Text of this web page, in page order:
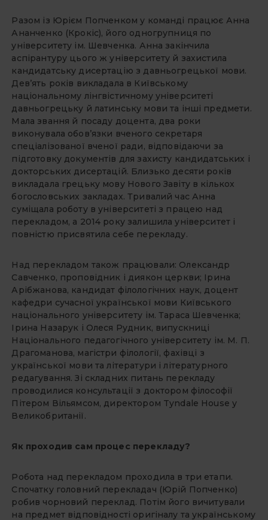
Разом із Юрієм Попченком у команді працює Анна
Ананченко (Крокіс), його одногрупниця по
університету ім. Шевченка. Анна закінчила
аспірантуру цього ж університету й захистила
кандидатську дисертацію з давньогрецької мови.
Дев’ять років викладала в Київському
національному лінгвістичному університеті
давньогрецьку й латинську мови та інші предмети.
Мала звання й посаду доцента, два роки
виконувала обов’язки вченого секретаря
спеціалізованої вченої ради, відповідаючи за
підготовку документів для захисту кандидатських і
докторських дисертацій. Близько десяти років
викладала грецьку мову Нового Завіту в кількох
богословських закладах. Тривалий час Анна
суміщала роботу в університеті з працею над
перекладом, а 2014 року залишила університет і
повністю присвятила себе перекладу.
Над перекладом також працювали: Олександр
Савченко, проповідник і диякон церкви; Ірина
Арібжанова, кандидат філологічних наук, доцент
кафедри сучасної української мови Київського
національного університету ім. Тараса Шевченка;
Ірина Назарук і Олеся Рудник, випускниці
Національного педагогічного університету ім. М. П.
Драгоманова, магістри філології, фахівці з
української мови та літератури і літературного
редагування. Зі складних питань перекладу
проводилися консультації з доктором філософії
Пітером Вільямсом, директором Tyndale House у
Великобританії.
Як проходив сам процес перекладу?
Робота над перекладом проходила в три етапи.
Спочатку головний перекладач (Юрій Попченко)
робив чорновий переклад. Потім його вичитували
на предмет відповідності оригіналу та українському